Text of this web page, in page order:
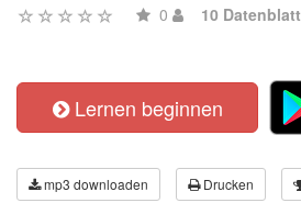
0 10 Datenblatt
Lernen beginnen
mp3 downloaden Drucken